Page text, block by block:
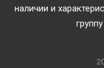
наличии и